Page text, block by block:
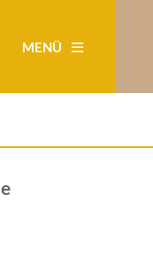
MENÜ